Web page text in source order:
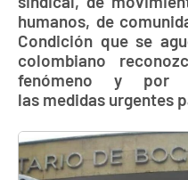
humanos, de
Condición que se
colombiano
fenómeno y por
las medidas urgentes